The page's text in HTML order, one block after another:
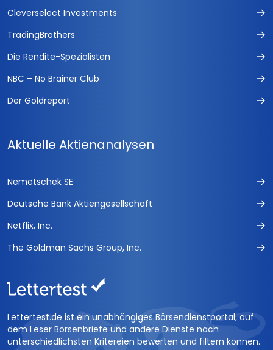
Cleverselect Investments
TradingBrothers
Die Rendite-Spezialisten
NBC – No Brainer Club
Der Goldreport
Aktuelle Aktienanalysen
Nemetschek SE
Deutsche Bank Aktiengesellschaft
Netflix, Inc.
The Goldman Sachs Group, Inc.
Lettertest.de ist ein unabhängiges Börsendienstportal, auf
dem Leser Börsenbriefe und andere Dienste nach
unterschiedlichsten Kritereien bewerten und filtern können.